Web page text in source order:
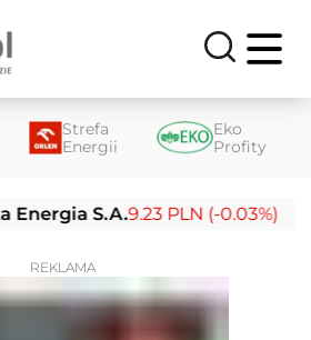
Strefa
Energii
Eko
Profity
S.A. 9.23 PLN (-0.03%) Enea
REKLAMA